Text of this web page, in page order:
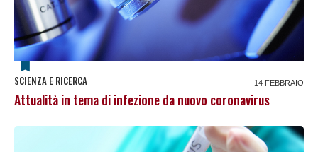
SCIENZA E RICERCA 14 FEBBRAIO
Attualità in tema di infezione da nuovo coronavirus